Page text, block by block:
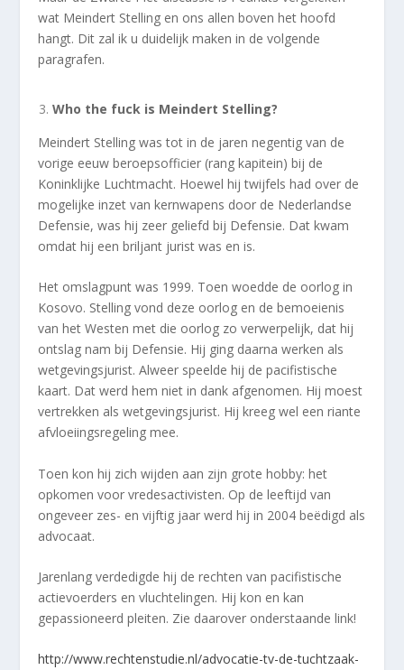
wat Meindert Stelling en ons allen boven het hoofd
hangt. Dit zal ik u duidelijk maken in de volgende
paragrafen.
Who the fuck is Meindert Stelling?
Meindert Stelling was tot in de jaren negentig van de
vorige eeuw beroepsofficier (rang kapitein) bij de
Koninklijke Luchtmacht. Hoewel hij twijfels had over de
mogelijke inzet van kernwapens door de Nederlandse
Defensie, was hij zeer geliefd bij Defensie. Dat kwam
omdat hij een briljant jurist was en is.
Het omslagpunt was 1999. Toen woedde de oorlog in
Kosovo. Stelling vond deze oorlog en de bemoeienis
van het Westen met die oorlog zo verwerpelijk, dat hij
ontslag nam bij Defensie. Hij ging daarna werken als
wetgevingsjurist. Alweer speelde hij de pacifistische
kaart. Dat werd hem niet in dank afgenomen. Hij moest
vertrekken als wetgevingsjurist. Hij kreeg wel een riante
afvloeiingsregeling mee.
Toen kon hij zich wijden aan zijn grote hobby: het
opkomen voor vredesactivisten. Op de leeftijd van
ongeveer zes- en vijftig jaar werd hij in 2004 beëdigd als
advocaat.
Jarenlang verdedigde hij de rechten van pacifistische
actievoerders en vluchtelingen. Hij kon en kan
gepassioneerd pleiten. Zie daarover onderstaande link!
http://www.rechtenstudie.nl/advocatie-tv-de-tuchtzaak-